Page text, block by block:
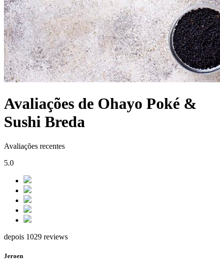
Avaliações de Ohayo Poké &
Sushi Breda
Avaliações recentes
5.0
depois 1029 reviews
Jeroen